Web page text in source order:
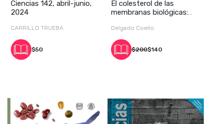
Ciencias 142, abril-junio,
2024
CARRILLO TRUEBA
$50
El colesterol de las
membranas biológicas:
Delgado Coello
$200$140